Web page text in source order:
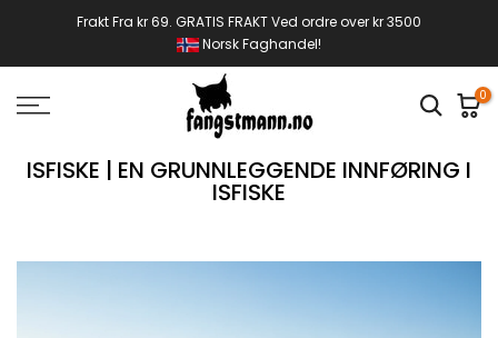
Frakt Fra kr 69. GRATIS FRAKT Ved ordre over kr 3500
Norsk Faghandel!
0
ISFISKE | EN GRUNNLEGGENDE INNFØRING I
ISFISKE